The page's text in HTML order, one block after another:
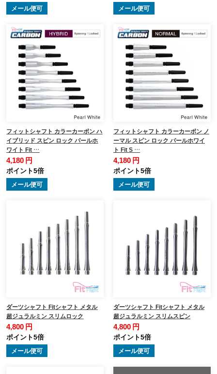
メール便可 メール便可
フィットシャフト カラーカーボン ハ
イブリッド スピン ロック パールホ
ワイト Fit …
4,180 円
ポイント5倍
メール便可
フィットシャフト カラーカーボン ノ
ーマル スピン ロック パールホワイ
ト Fit S …
4,180 円
ポイント5倍
メール便可
ダーツシャフト Fitシャフト メタル
超ジュラルミン スリムロック
4,800 円
ポイント5倍
メール便可
ダーツシャフト Fitシャフト メタル
超ジュラルミン スリムスピン
4,800 円
ポイント5倍
メール便可